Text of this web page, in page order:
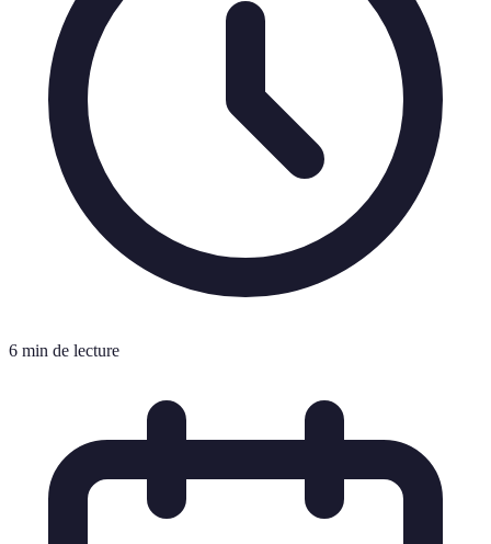
6 min de lecture